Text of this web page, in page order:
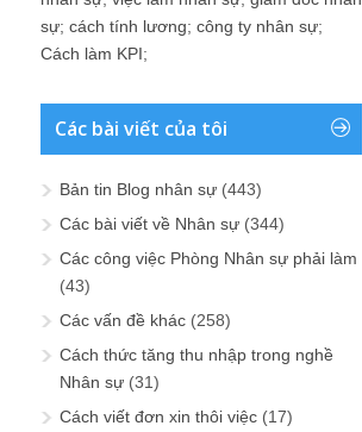
sự; cách tính lương; công ty nhân sự;
Cách làm KPI;
Các bài viết của tôi
Bản tin Blog nhân sự (443)
Các bài viết về Nhân sự (344)
Các công việc Phòng Nhân sự phải làm
(43)
Các vấn đề khác (258)
Cách thức tăng thu nhập trong nghề
Nhân sự (31)
Cách viết đơn xin thôi việc (17)